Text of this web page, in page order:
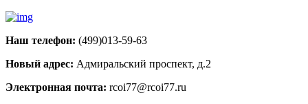
Наш телефон: (499)013-59-63
Новый адрес: Адмиральский проспект, д.2
Электронная почта: rcoi77@rcoi77.ru